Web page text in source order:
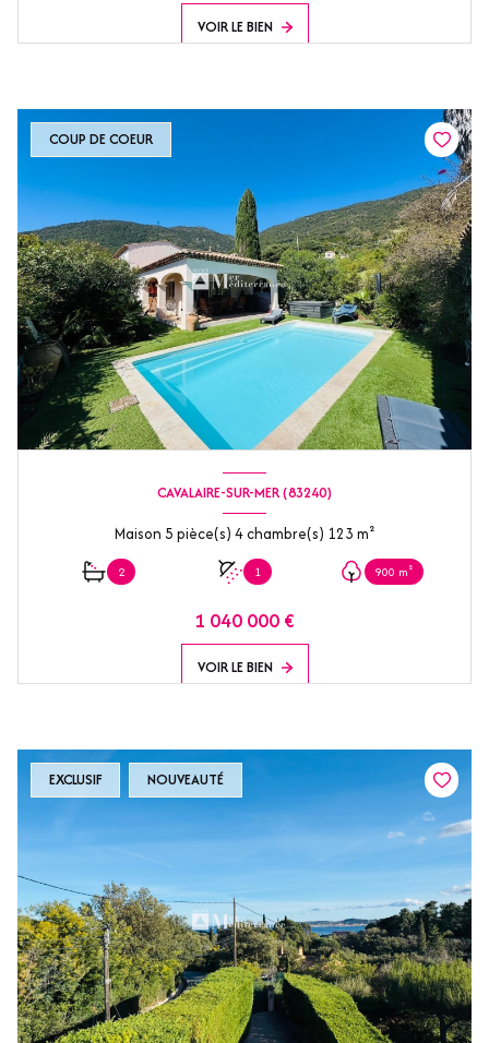
VOIR LE BIEN
COUP DE COEUR
CAVALAIRE-SUR-MER (83240)
Maison 5 pièce(s) 4 chambre(s) 123 m²
2 1 900 m²
1 040 000 €
VOIR LE BIEN
EXCLUSIF NOUVEAUTÉ